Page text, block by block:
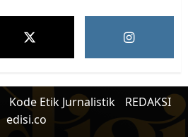
Kode Etik Jurnalistik
REDAKSI
edisi.co